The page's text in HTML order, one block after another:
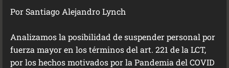
Por Santiago Alejandro Lynch
Analizamos la posibilidad de suspender personal por
fuerza mayor en los términos del art. 221 de la LCT,
por los hechos motivados por la Pandemia del COVID